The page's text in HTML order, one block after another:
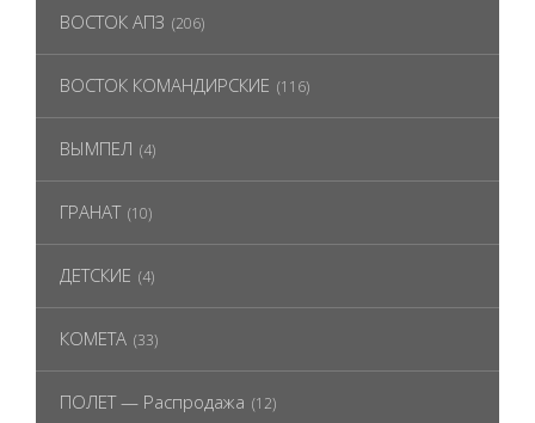
ВОСТОК АПЗ (206)
ВОСТОК КОМАНДИРСКИЕ (116)
ВЫМПЕЛ (4)
ГРАНАТ (10)
ДЕТСКИЕ (4)
КОМЕТА (33)
ПОЛЕТ — Распродажа (12)